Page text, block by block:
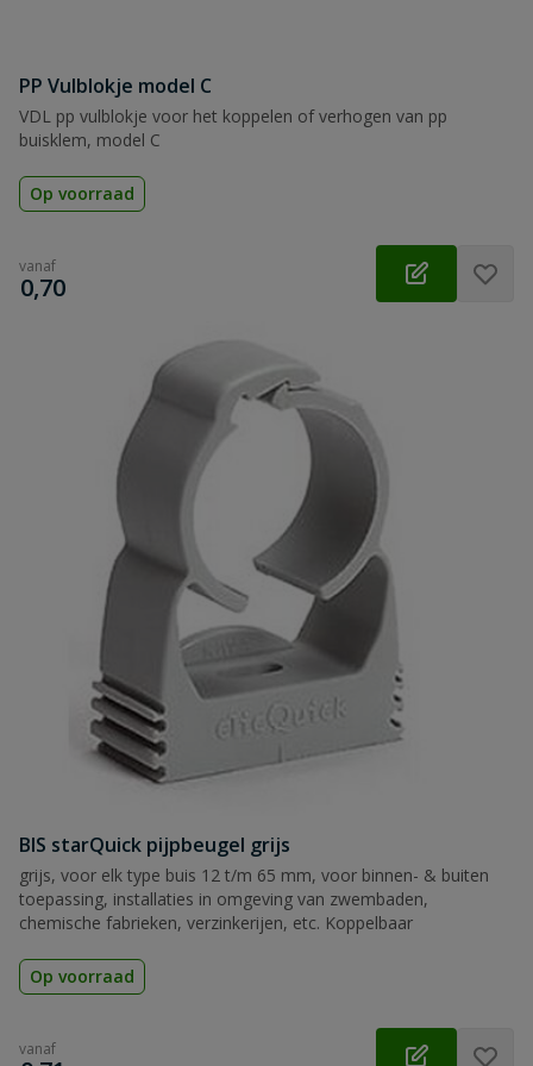
PP Vulblokje model C
VDL pp vulblokje voor het koppelen of verhogen van pp
buisklem, model C
Op voorraad
vanaf
€
0,70
BIS starQuick pijpbeugel grijs
grijs, voor elk type buis 12 t/m 65 mm, voor binnen- & buiten
toepassing, installaties in omgeving van zwembaden,
chemische fabrieken, verzinkerijen, etc. Koppelbaar
Op voorraad
vanaf